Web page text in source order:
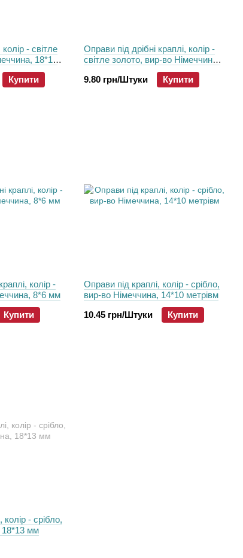
- світле
18*13
Купити
Оправи пiд дрібні краплі, колір -
світле золото, вир-во Німеччина,
9.80 грн/Штуки
Купити
колір -
8*6 мм
Купити
Оправи пiд краплі, колір - срібло,
вир-во Німеччина, 14*10 метрівм
10.45 грн/Штуки
Купити
- срібло,
18*13 мм